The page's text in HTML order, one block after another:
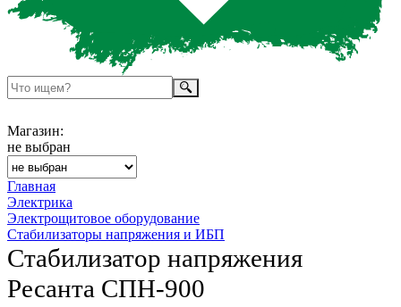
Магазин:
не выбран
Главная
Электрика
Электрощитовое оборудование
Стабилизаторы напряжения и ИБП
Стабилизатор напряжения
Ресанта СПН-900